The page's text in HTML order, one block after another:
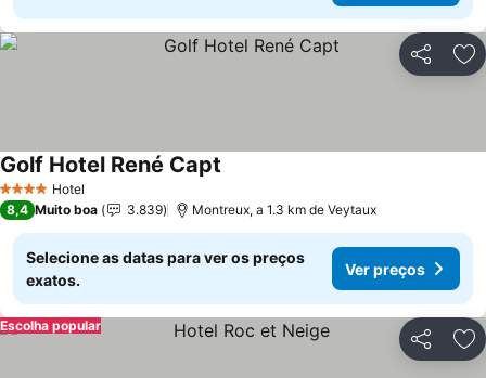
Partilhar
4 EstrelasHotel
Golf Hotel René Capt
8,4 Muito boa 3.839 Montreux, a 1.3 km de Veytaux
Selecione as datas para ver os preços
exatos.
Ver preços
Partilhar
Escolha popular